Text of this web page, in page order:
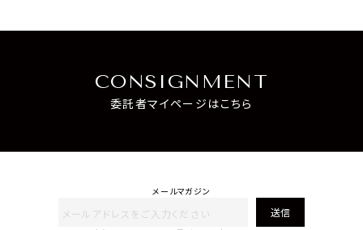
CONSIGNMENT
委託者マイページはこちら
メールマガジン
送信